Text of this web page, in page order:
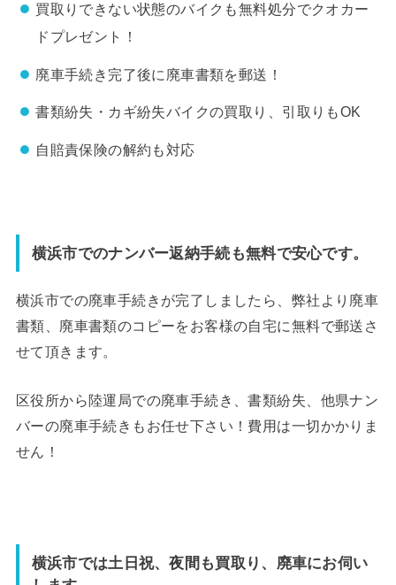
買取りできない状態のバイクも無料処分でクオカー
ドプレゼント！
廃車手続き完了後に廃車書類を郵送！
書類紛失・カギ紛失バイクの買取り、引取りもOK
自賠責保険の解約も対応
横浜市でのナンバー返納手続も無料で安心です。
横浜市での廃車手続きが完了しましたら、弊社より廃車
書類、廃車書類のコピーをお客様の自宅に無料で郵送さ
せて頂きます。
区役所から陸運局での廃車手続き、書類紛失、他県ナン
バーの廃車手続きもお任せ下さい！費用は一切かかりま
せん！
横浜市では土日祝、夜間も買取り、廃車にお伺い